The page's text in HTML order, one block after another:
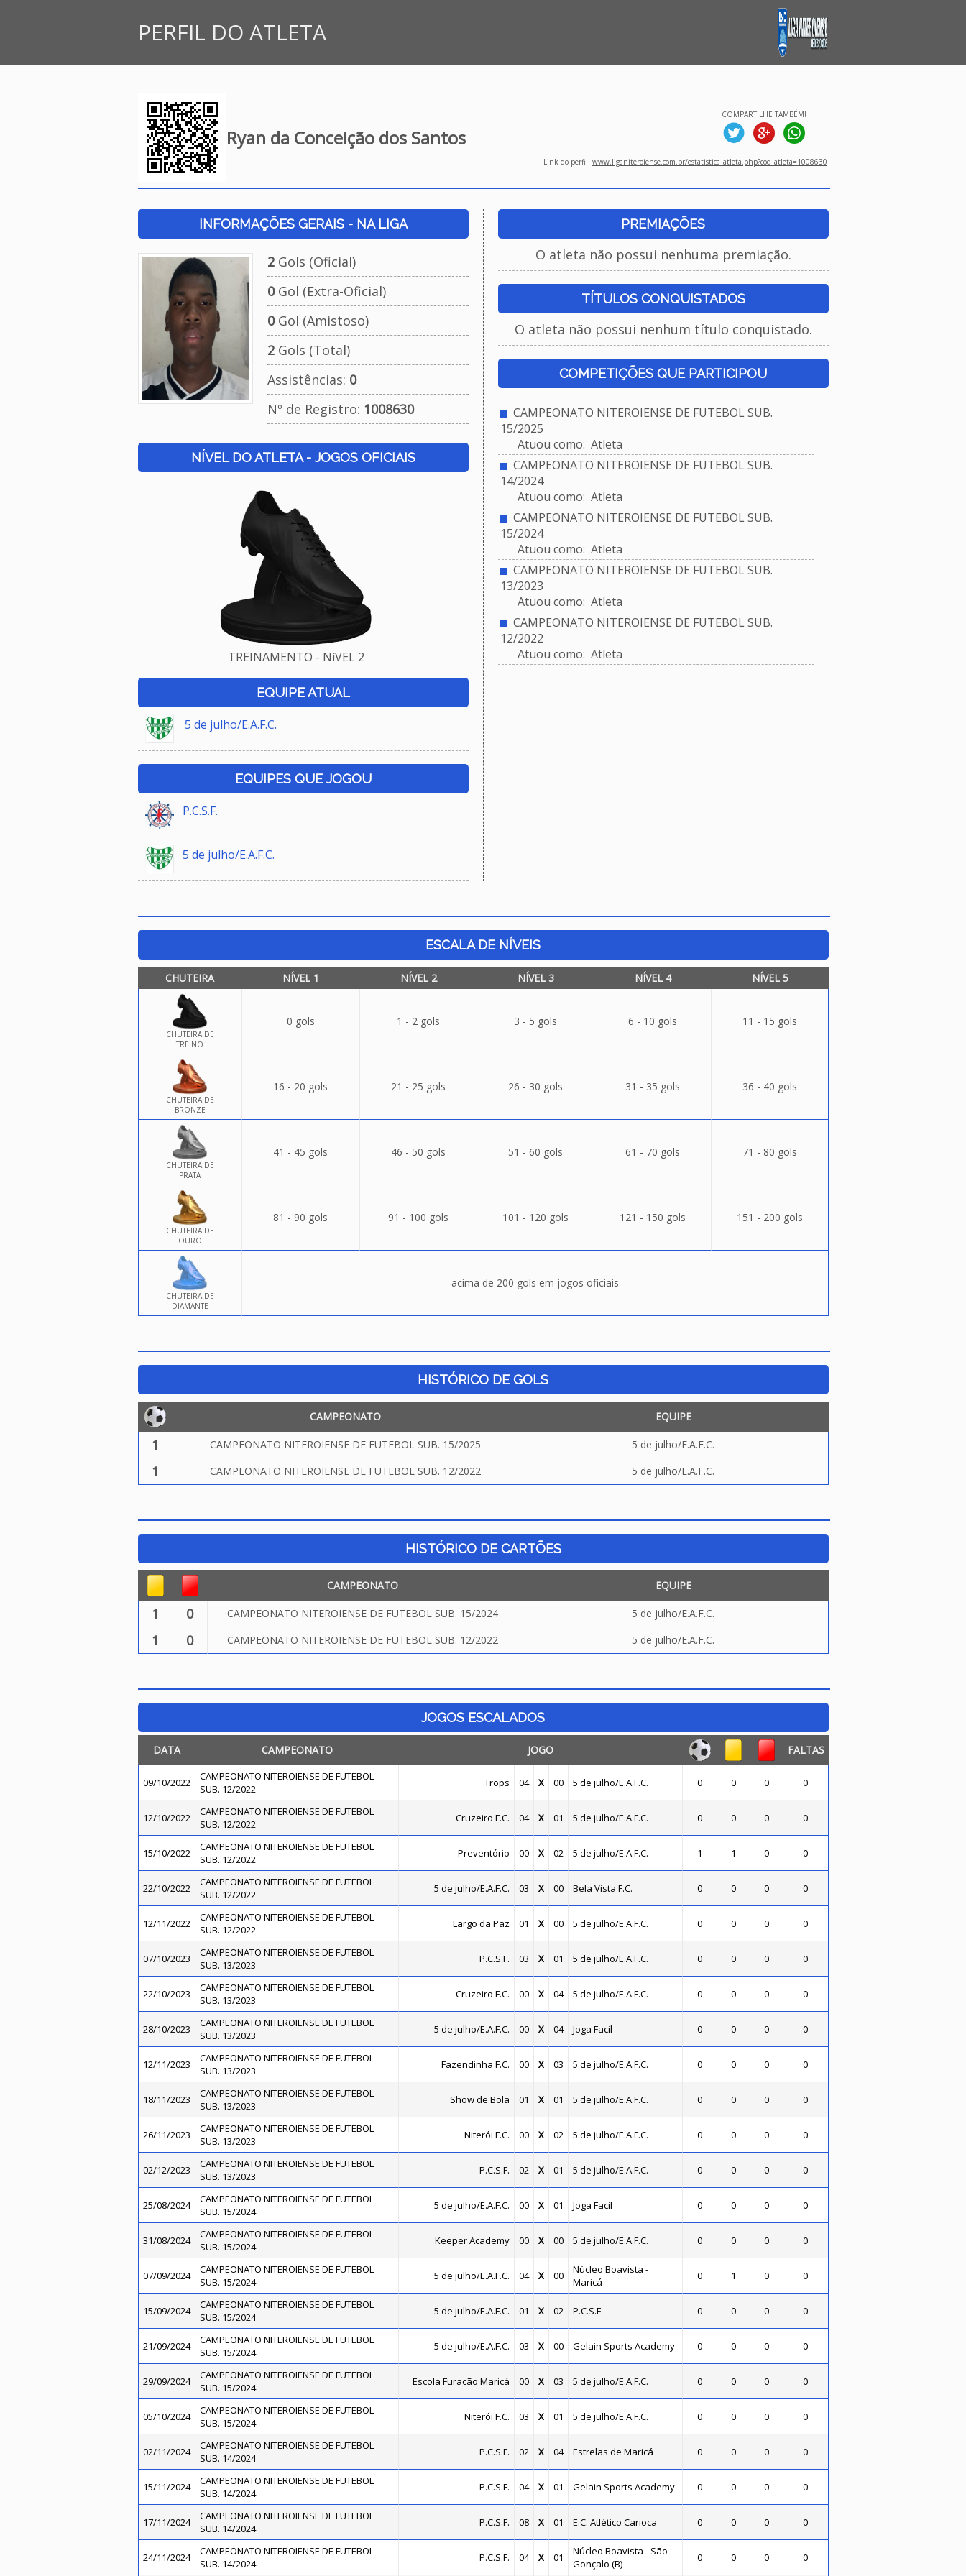
PERFIL DO ATLETA
Ryan da Conceição dos Santos
COMPARTILHE TAMBÉM!
Link do perfil: www.liganiteroiense.com.br/estatistica_atleta.php?cod_atleta=1008630
INFORMAÇÕES GERAIS - NA LIGA
2Gols (Oficial)
0Gol (Extra-Oficial)
0Gol (Amistoso)
2Gols (Total)
Assistências: 0
Nº de Registro: 1008630
NÍVEL DO ATLETA - JOGOS OFICIAIS
TREINAMENTO - NíVEL 2
EQUIPE ATUAL
5 de julho/E.A.F.C.
EQUIPES QUE JOGOU
P.C.S.F.
5 de julho/E.A.F.C.
PREMIAÇÕES
O atleta não possui nenhuma premiação.
TÍTULOS CONQUISTADOS
O atleta não possui nenhum título conquistado.
COMPETIÇÕES QUE PARTICIPOU
CAMPEONATO NITEROIENSE DE FUTEBOL SUB.
15/2025
Atuou como: Atleta
CAMPEONATO NITEROIENSE DE FUTEBOL SUB.
14/2024
Atuou como: Atleta
CAMPEONATO NITEROIENSE DE FUTEBOL SUB.
15/2024
Atuou como: Atleta
CAMPEONATO NITEROIENSE DE FUTEBOL SUB.
13/2023
Atuou como: Atleta
CAMPEONATO NITEROIENSE DE FUTEBOL SUB.
12/2022
Atuou como: Atleta
ESCALA DE NÍVEIS
CHUTEIRA NÍVEL 1 NÍVEL 2 NÍVEL 3 NÍVEL 4 NÍVEL 5
CHUTEIRA DE
TREINO
0 gols 1 - 2 gols 3 - 5 gols 6 - 10 gols 11 - 15 gols
CHUTEIRA DE
BRONZE
16 - 20 gols 21 - 25 gols 26 - 30 gols 31 - 35 gols 36 - 40 gols
CHUTEIRA DE
PRATA
41 - 45 gols 46 - 50 gols 51 - 60 gols 61 - 70 gols 71 - 80 gols
CHUTEIRA DE
OURO
81 - 90 gols 91 - 100 gols 101 - 120 gols 121 - 150 gols 151 - 200 gols
CHUTEIRA DE
DIAMANTE
acima de 200 gols em jogos oficiais
HISTÓRICO DE GOLS
CAMPEONATO EQUIPE
1 CAMPEONATO NITEROIENSE DE FUTEBOL SUB. 15/2025 5 de julho/E.A.F.C.
1 CAMPEONATO NITEROIENSE DE FUTEBOL SUB. 12/2022 5 de julho/E.A.F.C.
HISTÓRICO DE CARTÕES
CAMPEONATO EQUIPE
1 0 CAMPEONATO NITEROIENSE DE FUTEBOL SUB. 15/2024 5 de julho/E.A.F.C.
1 0 CAMPEONATO NITEROIENSE DE FUTEBOL SUB. 12/2022 5 de julho/E.A.F.C.
JOGOS ESCALADOS
DATA CAMPEONATO JOGO FALTAS
09/10/2022
CAMPEONATO NITEROIENSE DE FUTEBOL
SUB. 12/2022
Trops 04 X 00 5 de julho/E.A.F.C. 0 0 0 0
12/10/2022
CAMPEONATO NITEROIENSE DE FUTEBOL
SUB. 12/2022
Cruzeiro F.C. 04 X 01 5 de julho/E.A.F.C. 0 0 0 0
15/10/2022
CAMPEONATO NITEROIENSE DE FUTEBOL
SUB. 12/2022
Preventório 00 X 02 5 de julho/E.A.F.C. 1 1 0 0
22/10/2022
CAMPEONATO NITEROIENSE DE FUTEBOL
SUB. 12/2022
5 de julho/E.A.F.C. 03 X 00 Bela Vista F.C. 0 0 0 0
12/11/2022
CAMPEONATO NITEROIENSE DE FUTEBOL
SUB. 12/2022
Largo da Paz 01 X 00 5 de julho/E.A.F.C. 0 0 0 0
07/10/2023
CAMPEONATO NITEROIENSE DE FUTEBOL
SUB. 13/2023
P.C.S.F. 03 X 01 5 de julho/E.A.F.C. 0 0 0 0
22/10/2023
CAMPEONATO NITEROIENSE DE FUTEBOL
SUB. 13/2023
Cruzeiro F.C. 00 X 04 5 de julho/E.A.F.C. 0 0 0 0
28/10/2023
CAMPEONATO NITEROIENSE DE FUTEBOL
SUB. 13/2023
5 de julho/E.A.F.C. 00 X 04 Joga Facil 0 0 0 0
12/11/2023
CAMPEONATO NITEROIENSE DE FUTEBOL
SUB. 13/2023
Fazendinha F.C. 00 X 03 5 de julho/E.A.F.C. 0 0 0 0
18/11/2023
CAMPEONATO NITEROIENSE DE FUTEBOL
SUB. 13/2023
Show de Bola 01 X 01 5 de julho/E.A.F.C. 0 0 0 0
26/11/2023
CAMPEONATO NITEROIENSE DE FUTEBOL
SUB. 13/2023
Niterói F.C. 00 X 02 5 de julho/E.A.F.C. 0 0 0 0
02/12/2023
CAMPEONATO NITEROIENSE DE FUTEBOL
SUB. 13/2023
P.C.S.F. 02 X 01 5 de julho/E.A.F.C. 0 0 0 0
25/08/2024
CAMPEONATO NITEROIENSE DE FUTEBOL
SUB. 15/2024
5 de julho/E.A.F.C. 00 X 01 Joga Facil 0 0 0 0
31/08/2024
CAMPEONATO NITEROIENSE DE FUTEBOL
SUB. 15/2024
Keeper Academy 00 X 00 5 de julho/E.A.F.C. 0 0 0 0
07/09/2024
CAMPEONATO NITEROIENSE DE FUTEBOL
SUB. 15/2024
5 de julho/E.A.F.C. 04 X 00
Núcleo Boavista -
Maricá
0 1 0 0
15/09/2024
CAMPEONATO NITEROIENSE DE FUTEBOL
SUB. 15/2024
5 de julho/E.A.F.C. 01 X 02 P.C.S.F. 0 0 0 0
21/09/2024
CAMPEONATO NITEROIENSE DE FUTEBOL
SUB. 15/2024
5 de julho/E.A.F.C. 03 X 00 Gelain Sports Academy 0 0 0 0
29/09/2024
CAMPEONATO NITEROIENSE DE FUTEBOL
SUB. 15/2024
Escola Furacão Maricá 00 X 03 5 de julho/E.A.F.C. 0 0 0 0
05/10/2024
CAMPEONATO NITEROIENSE DE FUTEBOL
SUB. 15/2024
Niterói F.C. 03 X 01 5 de julho/E.A.F.C. 0 0 0 0
02/11/2024
CAMPEONATO NITEROIENSE DE FUTEBOL
SUB. 14/2024
P.C.S.F. 02 X 04 Estrelas de Maricá 0 0 0 0
15/11/2024
CAMPEONATO NITEROIENSE DE FUTEBOL
SUB. 14/2024
P.C.S.F. 04 X 01 Gelain Sports Academy 0 0 0 0
17/11/2024
CAMPEONATO NITEROIENSE DE FUTEBOL
SUB. 14/2024
P.C.S.F. 08 X 01 E.C. Atlético Carioca 0 0 0 0
24/11/2024
CAMPEONATO NITEROIENSE DE FUTEBOL
SUB. 14/2024
P.C.S.F. 04 X 01
Núcleo Boavista - São
Gonçalo (B)
0 0 0 0